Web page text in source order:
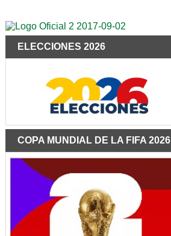
ELECCIONES 2026
COPA MUNDIAL DE LA FIFA 2026